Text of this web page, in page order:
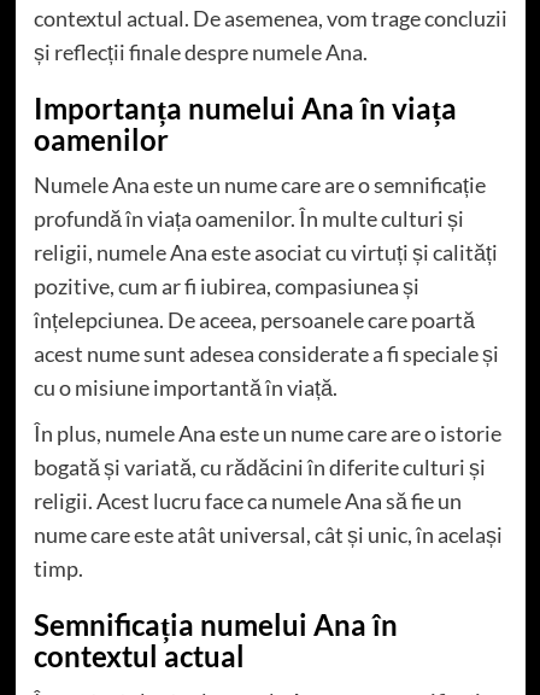
contextul actual. De asemenea, vom trage concluzii
și reflecții finale despre numele Ana.
Importanța numelui Ana în viața
oamenilor
Numele Ana este un nume care are o semnificație
profundă în viața oamenilor. În multe culturi și
religii, numele Ana este asociat cu virtuți și calități
pozitive, cum ar fi iubirea, compasiunea și
înțelepciunea. De aceea, persoanele care poartă
acest nume sunt adesea considerate a fi speciale și
cu o misiune importantă în viață.
În plus, numele Ana este un nume care are o istorie
bogată și variată, cu rădăcini în diferite culturi și
religii. Acest lucru face ca numele Ana să fie un
nume care este atât universal, cât și unic, în același
timp.
Semnificația numelui Ana în
contextul actual